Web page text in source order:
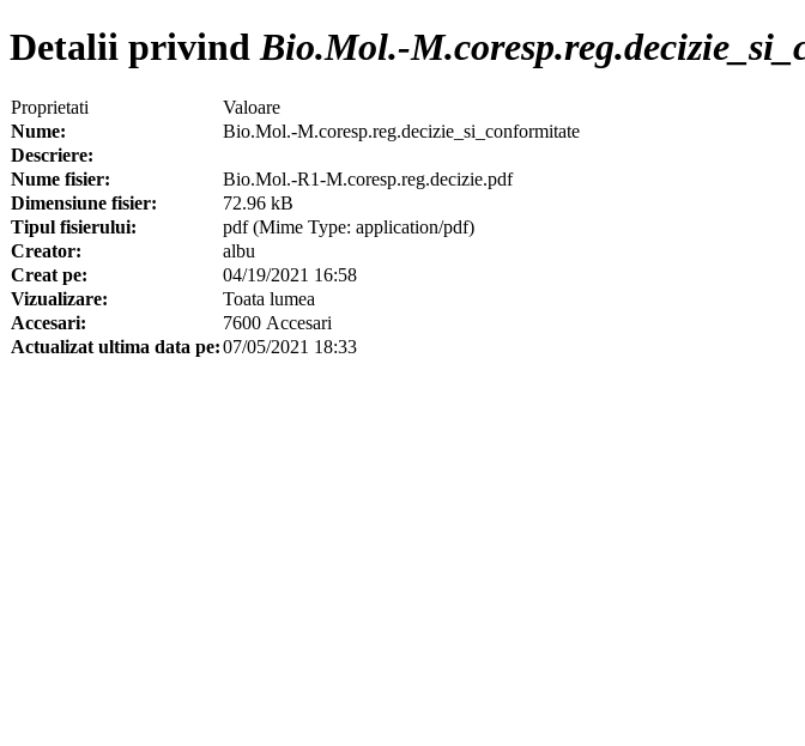
Detalii privindBio.Mol.-
Proprietati
Valoare
Nume:
Bio.Mol.-M.coresp.reg.decizie_si_conformitate
Descriere:
Nume fisier:
Bio.Mol.-R1-M.coresp.reg.decizie.pdf
Dimensiune fisier:
72.96 kB
Tipul fisierului:
pdf (Mime Type: application/pdf)
Creator:
albu
Creat pe:
04/19/2021 16:58
Vizualizare:
Toata lumea
Accesari:
7600 Accesari
Actualizat ultima data pe:07/05/2021 18:33